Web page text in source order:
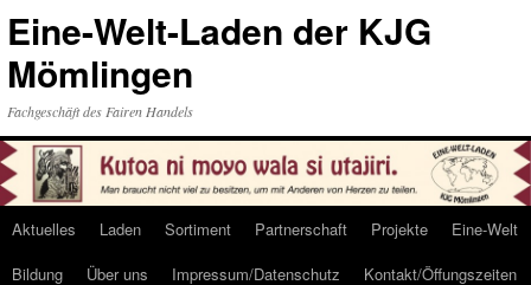
Eine-Welt-Laden der KJG
Mömlingen
Fachgeschäft des Fairen Handels
Skip
to
Aktuelles Laden Sortiment Partnerschaft Projekte
Eine-Welt
Bildung
Über uns Impressum/Datenschutz Kontakt/Öffungszeiten